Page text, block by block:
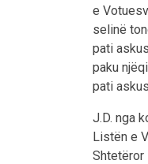
e
selinë
pati
paku
pati
J.D. nga
Listën e
Shtetëror